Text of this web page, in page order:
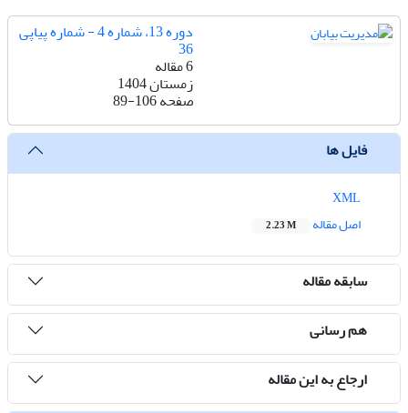
دوره 13، شماره 4 - شماره پیاپی
36
6 مقاله
زمستان 1404
صفحه89-106
فایل ها
اصل مقاله
2.23 M
سابقه مقاله
هم رسانی
ارجاع به این مقاله